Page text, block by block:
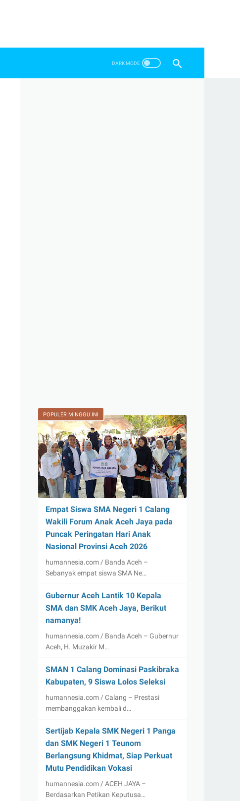
POPULER MINGGU INI
Empat Siswa SMA Negeri 1 Calang
Wakili Forum Anak Aceh Jaya pada
Puncak Peringatan Hari Anak
Nasional Provinsi Aceh 2026
humannesia.com / Banda Aceh –
Sebanyak empat siswa SMA Ne…
Gubernur Aceh Lantik 10 Kepala
SMA dan SMK Aceh Jaya, Berikut
namanya!
humannesia.com / Banda Aceh – Gubernur
Aceh, H. Muzakir M…
SMAN 1 Calang Dominasi Paskibraka
Kabupaten, 9 Siswa Lolos Seleksi
humannesia.com / Calang – Prestasi
membanggakan kembali d…
Sertijab Kepala SMK Negeri 1 Panga
dan SMK Negeri 1 Teunom
Berlangsung Khidmat, Siap Perkuat
Mutu Pendidikan Vokasi
humannesia.com / ACEH JAYA –
Berdasarkan Petikan Keputusa…